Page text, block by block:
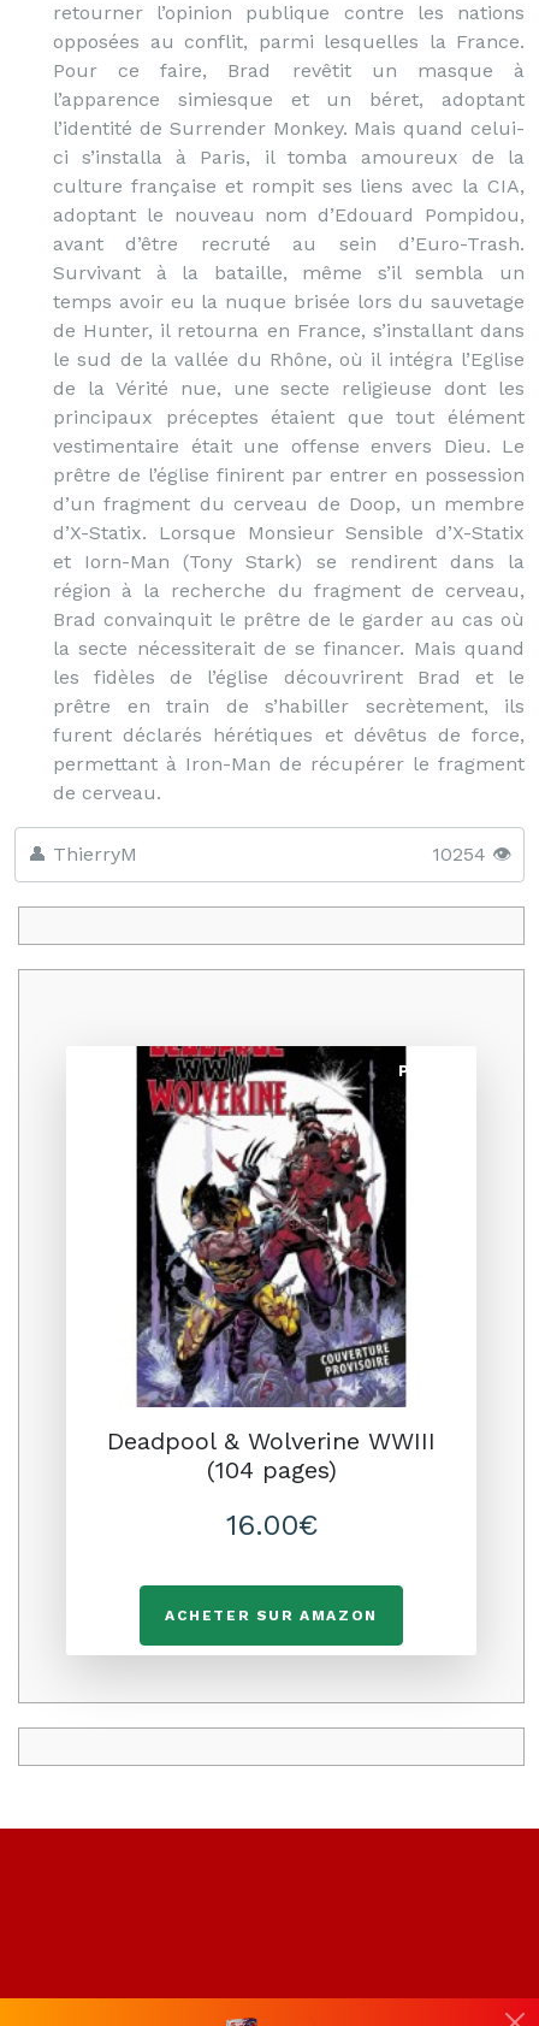
retourner l’opinion publique contre les nations
opposées au conflit, parmi lesquelles la France.
Pour ce faire, Brad revêtit un masque à
l’apparence simiesque et un béret, adoptant
l’identité de Surrender Monkey. Mais quand celui-
ci s’installa à Paris, il tomba amoureux de la
culture française et rompit ses liens avec la CIA,
adoptant le nouveau nom d’Edouard Pompidou,
avant d’être recruté au sein d’Euro-Trash.
Survivant à la bataille, même s’il sembla un
temps avoir eu la nuque brisée lors du sauvetage
de Hunter, il retourna en France, s’installant dans
le sud de la vallée du Rhône, où il intégra l’Eglise
de la Vérité nue, une secte religieuse dont les
principaux préceptes étaient que tout élément
vestimentaire était une offense envers Dieu. Le
prêtre de l’église finirent par entrer en possession
d’un fragment du cerveau de Doop, un membre
d’X-Statix. Lorsque Monsieur Sensible d’X-Statix
et Iorn-Man (Tony Stark) se rendirent dans la
région à la recherche du fragment de cerveau,
Brad convainquit le prêtre de le garder au cas où
la secte nécessiterait de se financer. Mais quand
les fidèles de l’église découvrirent Brad et le
prêtre en train de s’habiller secrètement, ils
furent déclarés hérétiques et dévêtus de force,
permettant à Iron-Man de récupérer le fragment
de cerveau.
👤 ThierryM 10254 👁️
Promo
Deadpool & Wolverine WWIII
(104 pages)
16.00€
ACHETER SUR AMAZON